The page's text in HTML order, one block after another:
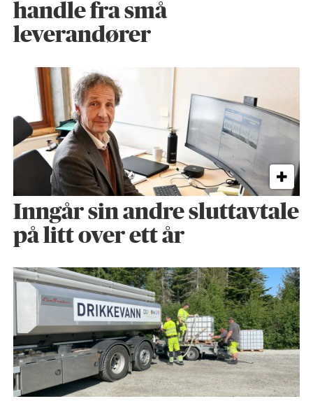
handle fra små
leverandører
Inngår sin andre sluttavtale
på litt over ett år